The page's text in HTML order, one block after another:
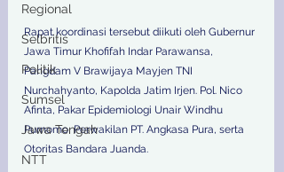
Regional
Selbritis
Politik
Sumsel
Jawa Tengah
NTT
Rapat koordinasi tersebut diikuti oleh Gubernur
Jawa Timur Khofifah Indar Parawansa,
Pangdam V Brawijaya Mayjen TNI
Nurchahyanto, Kapolda Jatim Irjen. Pol. Nico
Afinta, Pakar Epidemiologi Unair Windhu
Purnomo, Perwakilan PT. Angkasa Pura, serta
Otoritas Bandara Juanda.